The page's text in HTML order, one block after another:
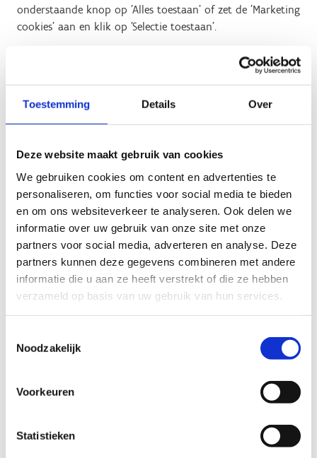
Toestemming Details Over
Deze website maakt gebruik van cookies
We gebruiken cookies om content en advertenties te
personaliseren, om functies voor social media te bieden
en om ons websiteverkeer te analyseren. Ook delen we
informatie over uw gebruik van onze site met onze
partners voor social media, adverteren en analyse. Deze
partners kunnen deze gegevens combineren met andere
informatie die u aan ze heeft verstrekt of die ze hebben
verzameld op basis van uw gebruik van hun services.
Noodzakelijk
Voorkeuren
Statistieken
onderstaande knop op 'Alles toestaan' of zet de 'Marketing
cookies' aan en klik op 'Selectie toestaan'.
Contact
Heb je als partner nog een interessant product voor
hiervoor samen met verschillende partnerorganisaties die
als één team achter jouw sportclub staan. De toolkit is
een initiatief van de netwerkgroep vrije tijd binnen de
Partnerorganisatie Ondersteuning
Settinggericht samenWerken
(PO OSW). Deze
organisatie is vanuit het preventief gezondheidsbeleid
(Departement Zorg) sinds 2021 facilitator voor versterkte
samenwerking en meer afstemming tussen
preventieorganisaties en organisaties uit de verschillende
sectoren. Het stimuleert zo het settinggericht
onderwijs, vrije tijd, werk, zorg&welzijn. Sport Vlaanderen
en Sportieq werken mee in de netwerkgroep vrije tijd.